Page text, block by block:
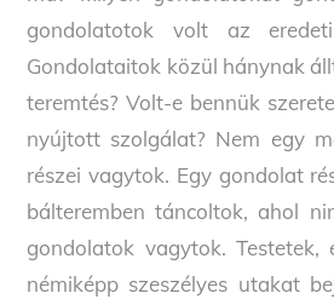
gondolatotok volt az
Gondolataitok közül hánynak
teremtés? Volt-e bennük
nyújtott szolgálat? Nem egy
részei vagytok. Egy gondolat
bálteremben táncoltok, ahol
gondolatok vagytok. Testetek,
némiképp szeszélyes utakat